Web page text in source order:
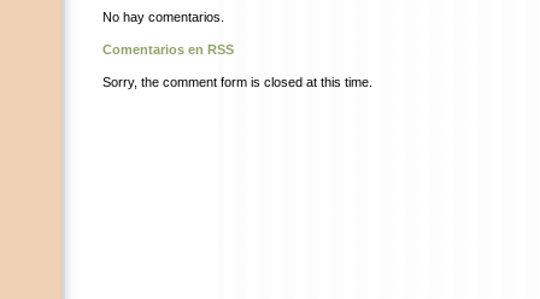
No hay comentarios.
Comentarios en RSS
Sorry, the comment form is closed at this time.